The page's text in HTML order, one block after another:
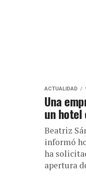
ACTUALIDAD
Una
un hotel
Beatriz
informó
ha
apertura